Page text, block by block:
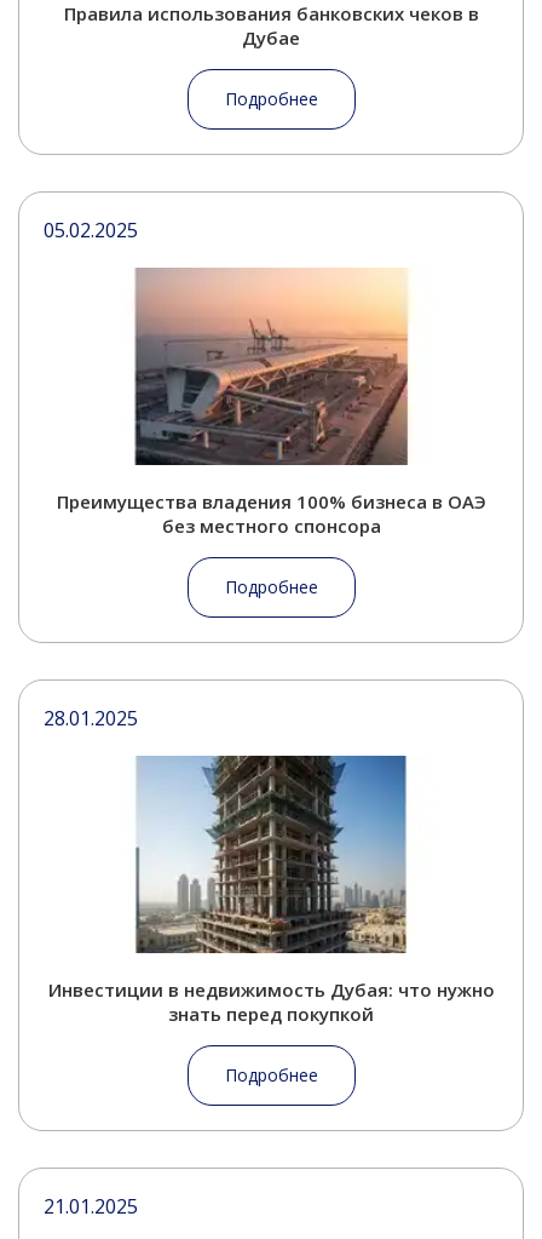
Правила использования банковских чеков в
Дубае
Подробнее
05.02.2025
Преимущества владения 100% бизнеса в ОАЭ
без местного спонсора
Подробнее
28.01.2025
Инвестиции в недвижимость Дубая: что нужно
знать перед покупкой
Подробнее
21.01.2025